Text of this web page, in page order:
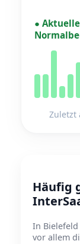
●
Zuletzt
Häufig
In
vor allem